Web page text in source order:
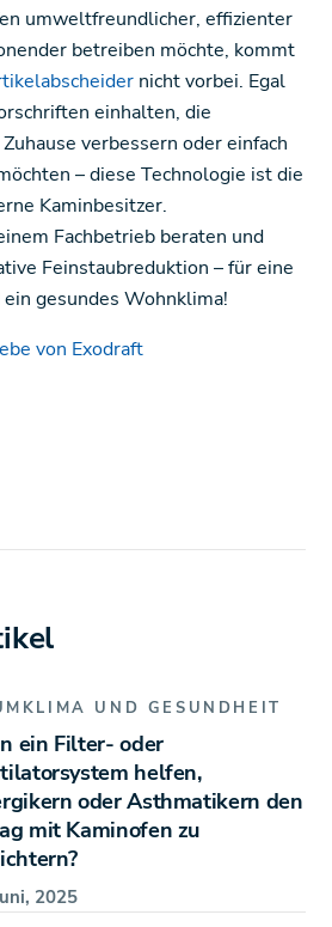
umweltfreundlicher, effizienter
betreiben möchte, kommt
nicht vorbei. Egal
einhalten, die
verbessern oder einfach
– diese Technologie ist die
Kaminbesitzer.
Fachbetrieb beraten und
Feinstaubreduktion – für eine
gesundes Wohnklima!
von Exodraft
UND GESUNDHEIT
ein Filter- oder
helfen,
oder Asthmatikern den
mit Kaminofen zu
2025